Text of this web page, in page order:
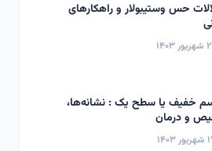
حس وستیبولار و راهکارهای
۱۴۰۳
خفیف یا سطح یک : نشانه‌ها،
و درمان
۱۴۰۳